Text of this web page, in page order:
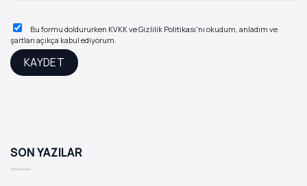
Bu formu doldururken KVKK ve Gizlilik Politikası'nı okudum, anladım ve
şartları açıkça kabul ediyorum.
SON YAZILAR